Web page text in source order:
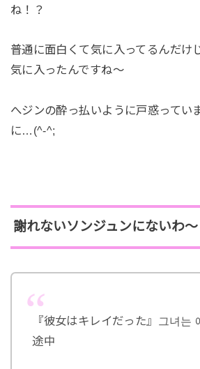
ね！？
普通に面白くて気に入ってるんだけ
気に入ったんですね～
へジンの酔っ払いように戸惑ってい
に…(^-^;
謝れないソンジュンにないわ～
『彼女はキレイだった』그녀
途中